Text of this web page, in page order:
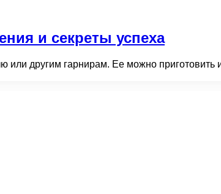
и секреты успеха
или другим гарнирам. Ее можно приготовить